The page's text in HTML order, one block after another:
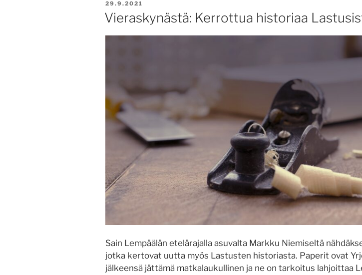
JULKAISTU
29.9.2021
Vieraskynästä: Kerrottua historiaa
Sain Lempäälän etelärajalla asuvalta Markku Niemiseltä
jotka kertovat uutta myös Lastusten historiasta. Paperit ovat
jälkeensä jättämä matkalaukullinen ja ne on tarkoitus lahjoittaa